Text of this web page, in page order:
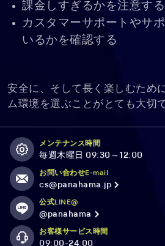
課金しすぎるかを注意する
カスタマーサポートやサ
いるかを確認する
安全に、そして長く楽しむため
ム環境を選ぶことがとても大切
メンテナンス時間
毎週木曜日 09:30～12:00
お問い合わせE-mail
cs@panahama.jp
公式LINE@
@panahama
お客様サービス時間
09:00-24:00